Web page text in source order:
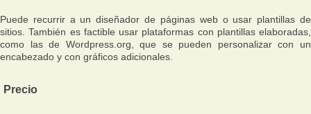
Puede recurrir a un diseñador de páginas web o usar plantillas de
sitios. También es factible usar plataformas con plantillas elaboradas,
como las de Wordpress.org, que se pueden personalizar con un
encabezado y con gráficos adicionales.
Precio